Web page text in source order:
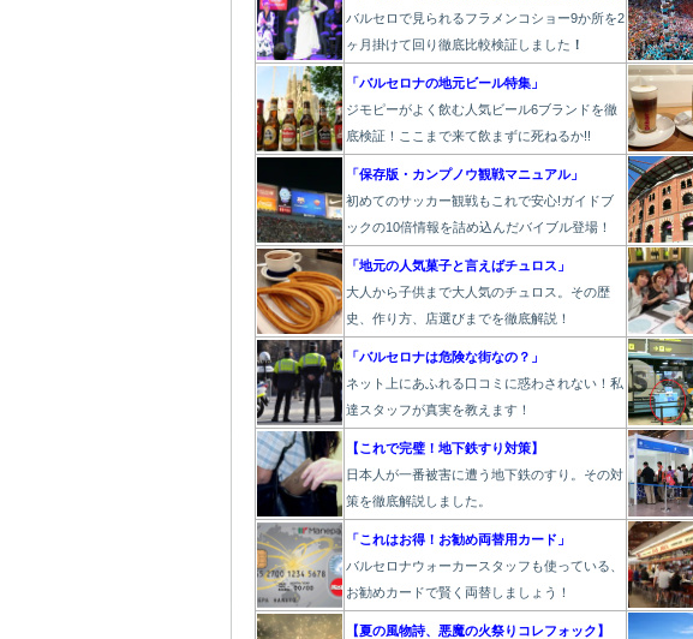
バルセロで見られるフラメンコショー9か所を2
ヶ月掛けて回り徹底比較検証しました ！
「バルセロナの地元ビール特集」
ジモピーがよく飲む人気ビール6ブランドを徹
底検証！ここまで来て飲まずに死ねるか!!
「保存版・カンプノウ観戦マニュアル」
初めてのサッカー観戦もこれで安心!ガイドブ
ックの10倍情報を詰め込んだバイブル登場！
「地元の人気菓子と言えばチュロス」
大人から子供まで大人気のチュロス。その歴
史、作り方、店選びまでを徹底解説！
「バルセロナは危険な街なの？」
ネット上にあふれる口コミに惑わされない！私
達スタッフが真実を教えます！
【これで完璧！地下鉄すり対策】
日本人が一番被害に遭う地下鉄のすり。その対
策を徹底解説しました。
「これはお得！お勧め両替用カード」
バルセロナウォーカースタッフも使っている、
お勧めカードで賢く両替しましょう！
【夏の風物詩、悪魔の火祭りコレフォック】